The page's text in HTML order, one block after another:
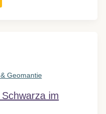
Geomantie
im